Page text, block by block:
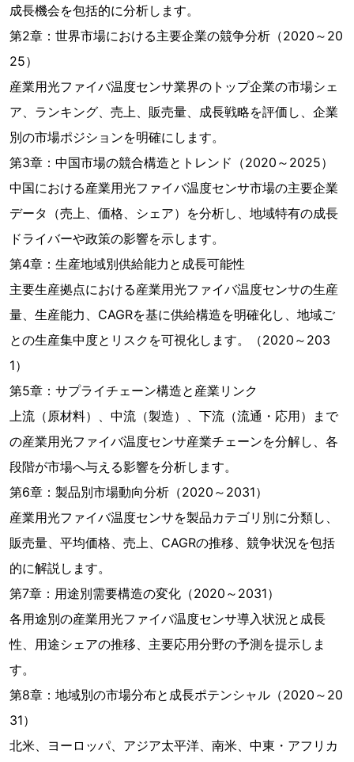
成長機会を包括的に分析します。
第2章：世界市場における主要企業の競争分析（2020～20
25）
産業用光ファイバ温度センサ業界のトップ企業の市場シェ
ア、ランキング、売上、販売量、成長戦略を評価し、企業
別の市場ポジションを明確にします。
第3章：中国市場の競合構造とトレンド（2020～2025）
中国における産業用光ファイバ温度センサ市場の主要企業
データ（売上、価格、シェア）を分析し、地域特有の成長
ドライバーや政策の影響を示します。
第4章：生産地域別供給能力と成長可能性
主要生産拠点における産業用光ファイバ温度センサの生産
量、生産能力、CAGRを基に供給構造を明確化し、地域ご
との生産集中度とリスクを可視化します。（2020～203
1）
第5章：サプライチェーン構造と産業リンク
上流（原材料）、中流（製造）、下流（流通・応用）まで
の産業用光ファイバ温度センサ産業チェーンを分解し、各
段階が市場へ与える影響を分析します。
第6章：製品別市場動向分析（2020～2031）
産業用光ファイバ温度センサを製品カテゴリ別に分類し、
販売量、平均価格、売上、CAGRの推移、競争状況を包括
的に解説します。
第7章：用途別需要構造の変化（2020～2031）
各用途別の産業用光ファイバ温度センサ導入状況と成長
性、用途シェアの推移、主要応用分野の予測を提示しま
す。
第8章：地域別の市場分布と成長ポテンシャル（2020～20
31）
北米、ヨーロッパ、アジア太平洋、南米、中東・アフリカ